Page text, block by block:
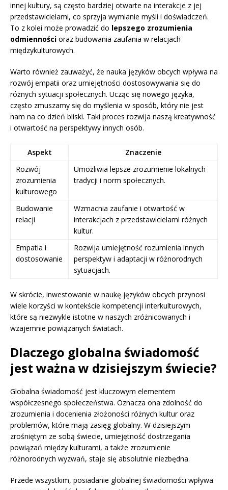
innej kultury, są często bardziej otwarte na interakcje z jej
przedstawicielami, co sprzyja wymianie myśli i doświadczeń.
To z kolei może prowadzić do lepszego zrozumienia
odmienności oraz budowania zaufania w relacjach
międzykulturowych.
Warto również zauważyć, że nauka języków obcych wpływa na
rozwój empatii oraz umiejętności dostosowywania się do
różnych sytuacji społecznych. Ucząc się nowego języka,
często zmuszamy się do myślenia w sposób, który nie jest
nam na co dzień bliski. Taki proces rozwija naszą kreatywność
i otwartość na perspektywy innych osób.
Aspekt
Znaczenie
Rozwój
zrozumienia
kulturowego
Umożliwia lepsze zrozumienie lokalnych
tradycji i norm społecznych.
Budowanie
relacji
Wzmacnia zaufanie i otwartość w
interakcjach z przedstawicielami różnych
kultur.
Empatia i
dostosowanie
Rozwija umiejętność rozumienia innych
perspektyw i adaptacji w różnorodnych
sytuacjach.
W skrócie, inwestowanie w naukę języków obcych przynosi
wiele korzyści w kontekście kompetencji interkulturowych,
które są niezwykle istotne w naszych zróżnicowanych i
wzajemnie powiązanych światach.
Dlaczego globalna świadomość
jest ważna w dzisiejszym świecie?
Globalna świadomość jest kluczowym elementem
współczesnego społeczeństwa. Oznacza ona zdolność do
zrozumienia i docenienia złożoności różnych kultur oraz
problemów, które mają zasięg globalny. W dzisiejszym
zrośniętym ze sobą świecie, umiejętność dostrzegania
powiązań między kulturami, a także zrozumienie
różnorodnych wyzwań, staje się absolutnie niezbędna.
Przede wszystkim, posiadanie globalnej świadomości wpływa